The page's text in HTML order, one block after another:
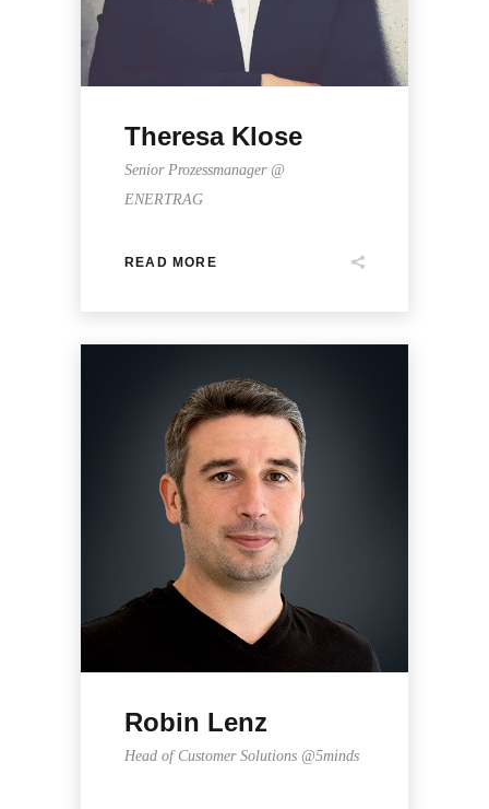
Theresa Klose
Senior Prozessmanager @
ENERTRAG
READ MORE
Robin Lenz
Head of Customer Solutions @5minds